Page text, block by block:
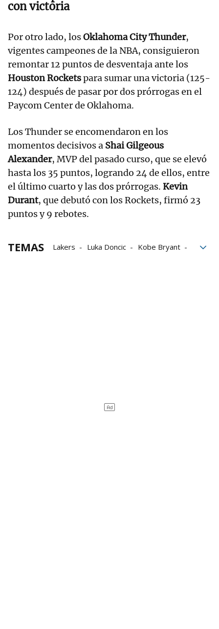
con victoria
Por otro lado, losOklahoma City Thunder,
vigentes campeones de la NBA, consiguieron
remontar 12 puntos de desventaja ante los
Houston Rocketspara sumar una victoria (125-
124) después de pasar por dos prórrogas en el
Paycom Center de Oklahoma.
Los Thunder se encomendaron en los
momentos decisivos a Shai Gilgeous
Alexander, MVP del pasado curso, que se elevó
hasta los 35 puntos, logrando 24 de ellos, entre
el último cuarto y las dos prórrogas. Kevin
Durant, que debutó con los Rockets, firmó 23
puntos y 9 rebotes.
TEMAS Lakers Luka Doncic
Kobe Bryant